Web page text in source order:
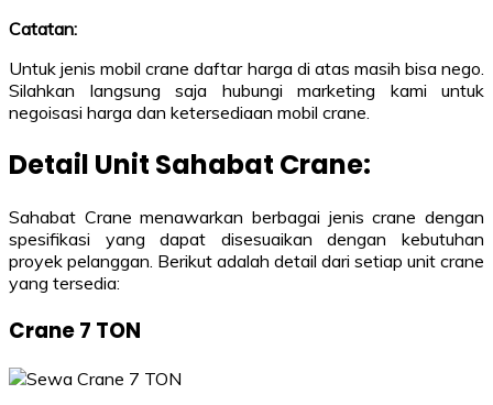
Catatan:
Untuk jenis mobil crane daftar harga di atas masih bisa nego.
Silahkan langsung saja hubungi marketing kami untuk
negoisasi harga dan ketersediaan mobil crane.
Detail Unit Sahabat Crane:
Sahabat Crane menawarkan berbagai jenis crane dengan
spesifikasi yang dapat disesuaikan dengan kebutuhan
proyek pelanggan. Berikut adalah detail dari setiap unit crane
yang tersedia:
Crane 7 TON